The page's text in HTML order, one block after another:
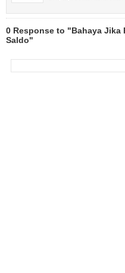
0 Response to "Bahaya Jika
Saldo"